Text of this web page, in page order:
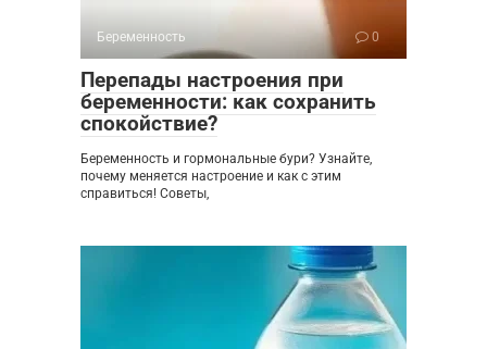
Беременность 0
Перепады настроения при
беременности: как сохранить
спокойствие?
Беременность и гормональные бури? Узнайте,
почему меняется настроение и как с этим
справиться! Советы,